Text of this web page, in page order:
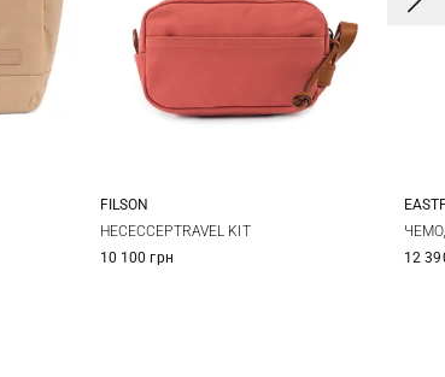
One Size
FILSON
НЕСЕССЕРTRAVEL KIT
10 100 грн
12